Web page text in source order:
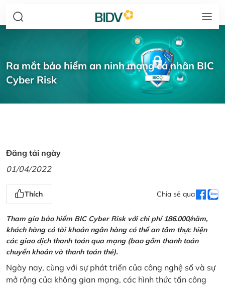
Ra mắt bảo hiểm an ninh mạng cá nhân BIC
Cyber Risk
Đăng tải ngày
01/04/2022
Thích Chia sẻ qua
Tham gia bảo hiểm BIC Cyber Risk với chi phí 186.000/năm,
khách hàng có tài khoản ngân hàng có thể an tâm thực hiện
các giao dịch thanh toán qua mạng (bao gồm thanh toán
chuyển khoản và thanh toán thẻ).
Ngày nay, cùng với sự phát triển của công nghệ số và sự
mở rộng của không gian mạng, các hình thức tấn công